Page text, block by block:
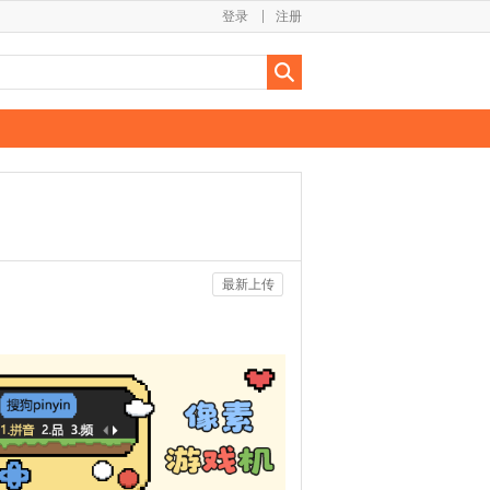
注册
登录
最新上传